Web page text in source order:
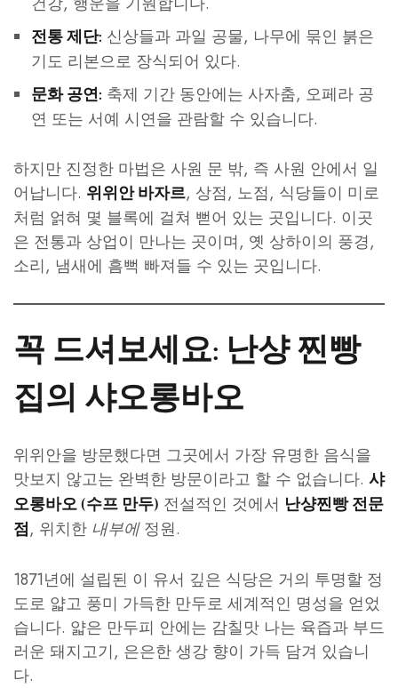
전통 제단: 신상들과 과일 공물, 나무에 묶인 붉은
기도 리본으로 장식되어 있다.
문화 공연: 축제 기간 동안에는 사자춤, 오페라 공
연 또는 서예 시연을 관람할 수 있습니다.
하지만 진정한 마법은 사원 문 밖, 즉 사원 안에서 일
어납니다. 위위안 바자르, 상점, 노점, 식당들이 미로
처럼 얽혀 몇 블록에 걸쳐 뻗어 있는 곳입니다. 이곳
은 전통과 상업이 만나는 곳이며, 옛 상하이의 풍경,
소리, 냄새에 흠뻑 빠져들 수 있는 곳입니다.
꼭 드셔보세요: 난샹 찐빵
집의 샤오롱바오
위위안을 방문했다면 그곳에서 가장 유명한 음식을
맛보지 않고는 완벽한 방문이라고 할 수 없습니다. 샤
오롱바오 (수프 만두) 전설적인 것에서 난샹찐빵 전문
점 , 위치한 내부에정원.
1871년에 설립된 이 유서 깊은 식당은 거의 투명할 정
도로 얇고 풍미 가득한 만두로 세계적인 명성을 얻었
습니다. 얇은 만두피 안에는 감칠맛 나는 육즙과 부드
러운 돼지고기, 은은한 생강 향이 가득 담겨 있습니
다.